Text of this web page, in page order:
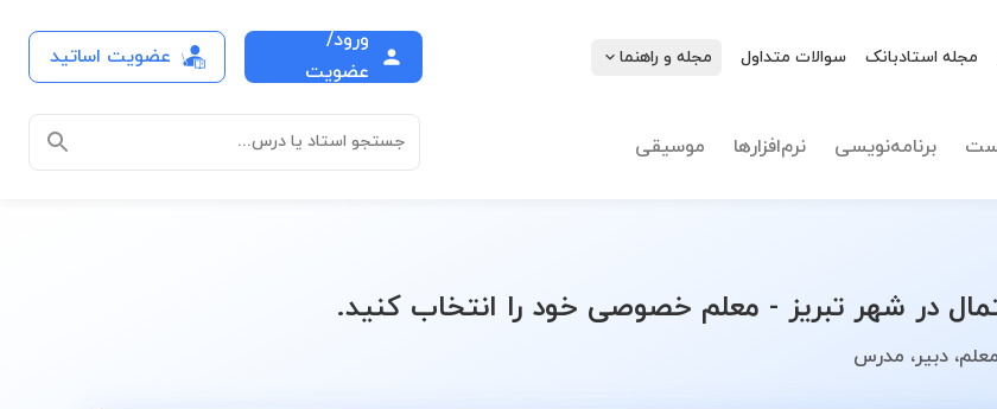
مجله استادبانک سوالات متداول مجله و راهنما
ورود/
عضویت
عضویت اساتید
برنامه‌نویسی نرم‌افزارها موسیقی جستجو استاد یا درس...
در شهر تبریز - معلم خصوصی خود را انتخاب کنید.
دبیر، مدرس